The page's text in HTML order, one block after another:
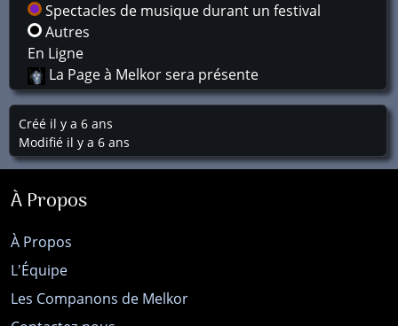
Spectacles de musique durant un festival
Autres
En Ligne
La Page à Melkor sera présente
Créé il y a 6 ans
Modifié il y a 6 ans
À Propos
À Propos
L'Équipe
Les Companons de Melkor